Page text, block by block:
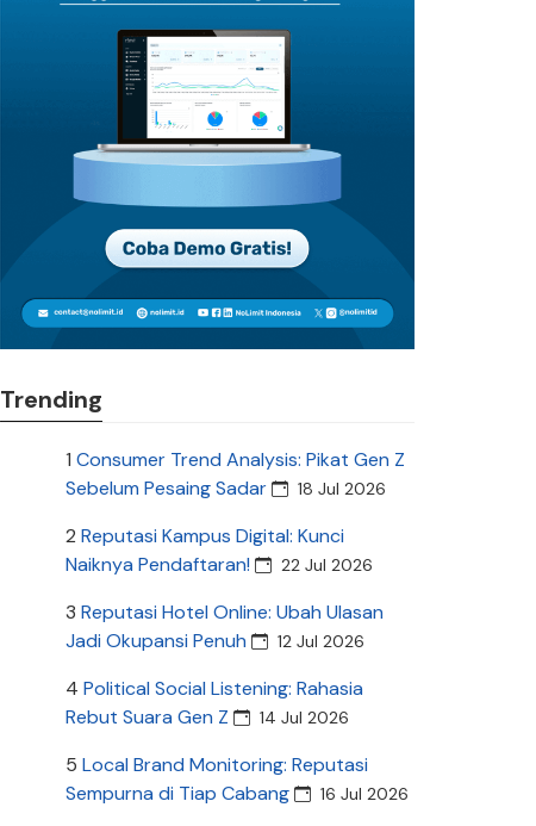
Trending
1 Consumer Trend Analysis: Pikat Gen Z
Sebelum Pesaing Sadar
18 Jul 2026
2 Reputasi Kampus Digital: Kunci
Naiknya Pendaftaran!
22 Jul 2026
3 Reputasi Hotel Online: Ubah Ulasan
Jadi Okupansi Penuh
12 Jul 2026
4 Political Social Listening: Rahasia
Rebut Suara Gen Z
14 Jul 2026
5 Local Brand Monitoring: Reputasi
Sempurna di Tiap Cabang
16 Jul 2026